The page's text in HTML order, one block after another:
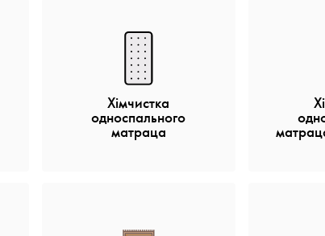
Хімчистка
односпального
матраца